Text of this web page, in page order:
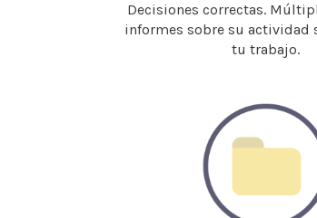
Decisiones correctas.
informes sobre su
tu trabajo.